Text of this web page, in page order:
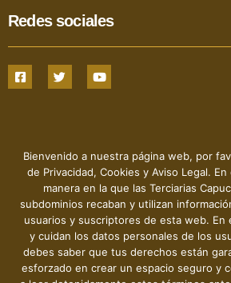
Redes sociales
Hermanas Terciarias Capuchinas de la
- © Todos los derechos
Bienvenido a nuestra página web, por
de Privacidad, Cookies y Aviso Legal.
manera en la que las Terciarias
subdominios recaban y utilizan
usuarios y suscriptores de esta web. En
y cuidan los datos personales de los
debes saber que tus derechos están
esforzado en crear un espacio seguro y